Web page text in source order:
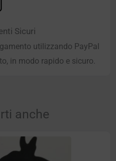
Sicuri
utilizzando PayPal
in modo rapido e sicuro.
anche